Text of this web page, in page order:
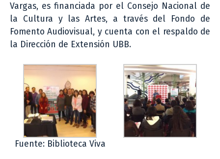
Vargas, es financiada por el Consejo Nacional de
la Cultura y las Artes, a través del Fondo de
Fomento Audiovisual, y cuenta con el respaldo de
la Dirección de Extensión UBB.
Fuente: Biblioteca Viva